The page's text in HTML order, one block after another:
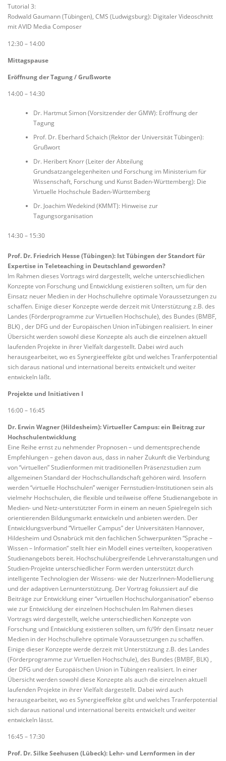
Tutorial 3:
Rodwald Gaumann (Tübingen), CMS (Ludwigsburg): Digitaler Videoschnitt
mit AVID Media Composer
12:30 – 14:00
Mittagspause
Eröffnung der Tagung / Grußworte
14:00 – 14:30
Dr. Hartmut Simon (Vorsitzender der GMW): Eröffnung der
Tagung
Prof. Dr. Eberhard Schaich (Rektor der Universität Tübingen):
Grußwort
Dr. Heribert Knorr (Leiter der Abteilung
Grundsatzangelegenheiten und Forschung im Ministerium für
Wissenschaft, Forschung und Kunst Baden-Württemberg): Die
Virtuelle Hochschule Baden-Württemberg
Dr. Joachim Wedekind (KMMT): Hinweise zur
Tagungsorganisation
14:30 – 15:30
Prof. Dr. Friedrich Hesse (Tübingen): Ist Tübingen der Standort für
Expertise in Teleteaching in Deutschland geworden?
Im Rahmen dieses Vortrags wird dargestellt, welche unterschiedlichen
Konzepte von Forschung und Entwicklung existieren sollten, um für den
Einsatz neuer Medien in der Hochschullehre optimale Voraussetzungen zu
schaffen. Einige dieser Konzepte werde derzeit mit Unterstützung z.B. des
Landes (Förderprogramme zur Virtuellen Hochschule), des Bundes (BMBF,
BLK) , der DFG und der Europäischen Union inTübingen realisiert. In einer
Übersicht werden sowohl diese Konzepte als auch die einzelnen aktuell
laufenden Projekte in ihrer Vielfalt dargestellt. Dabei wird auch
herausgearbeitet, wo es Synergieeffekte gibt und welches Tranferpotential
sich daraus national und international bereits entwickelt und weiter
entwickeln läßt.
Projekte und Initiativen I
16:00 – 16:45
Dr. Erwin Wagner (Hildesheim): Virtueller Campus: ein Beitrag zur
Hochschulentwicklung
Eine Reihe ernst zu nehmender Propnosen – und dementsprechende
Empfehlungen – gehen davon aus, dass in naher Zukunft die Verbindung
von “virtuellen” Studienformen mit traditionellen Präsenzstudien zum
allgemeinen Standard der Hochschullandschaft gehören wird. Insofern
werden “virtuelle Hochschulen” weniger Fernstudien-Institutionen sein als
vielmehr Hochschulen, die flexible und teilweise offene Studienangebote in
Medien- und Netz-unterstützter Form in einem an neuen Spielregeln sich
orientierenden Bildungsmarkt entwickeln und anbieten werden. Der
Entwicklungsverbund “Virtueller Campus” der Universitäten Hannover,
Hildesheim und Osnabrück mit den fachlichen Schwerpunkten “Sprache –
Wissen – Information” stellt hier ein Modell eines verteilten, kooperativen
Studienangebots bereit. Hochschulübergreifende Lehrveranstaltungen und
Studien-Projekte unterschiedlicher Form werden unterstützt durch
intelligente Technologien der Wissens- wie der NutzerInnen-Modellierung
und der adaptiven Lernunterstützung. Der Vortrag fokussiert auf die
Beiträge zur Entwicklung einer “virtuellen Hochschulorganisation” ebenso
wie zur Entwicklung der einzelnen Hochschulen Im Rahmen dieses
Vortrags wird dargestellt, welche unterschiedlichen Konzepte von
Forschung und Entwicklung existieren sollten, um fü’9fr den Einsatz neuer
Medien in der Hochschullehre optimale Voraussetzungen zu schaffen.
Einige dieser Konzepte werde derzeit mit Unterstützung z.B. des Landes
(Förderprogramme zur Virtuellen Hochschule), des Bundes (BMBF, BLK) ,
der DFG und der Europäischen Union in Tübingen realisiert. In einer
Übersicht werden sowohl diese Konzepte als auch die einzelnen aktuell
laufenden Projekte in ihrer Vielfalt dargestellt. Dabei wird auch
herausgearbeitet, wo es Synergieeffekte gibt und welches Tranferpotential
sich daraus national und international bereits entwickelt und weiter
entwickeln lässt.
16:45 – 17:30
Prof. Dr. Silke Seehusen (Lübeck): Lehr- und Lernformen in der